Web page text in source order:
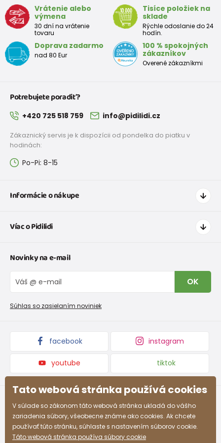
98
104 3-4 rokov 99 - 104
110 4-5 rokov 105 - 111
116 112 - 116
140
146
164
Vrátenie alebo
výmena
30 dní na vrátenie
tovaru
Tisíce položiek na
sklade
Rýchle odoslanie do 24
hodín.
Doprava zadarmo
nad 80 Eur
100 % spokojných
zákazníkov
Overené zákazníkmi
Potrebujete poradiť?
+420 725 518 759 info@pidilidi.cz
Zákaznický servis je k dispozícii od pondelka do piatku v
hodinách:
Po-Pi: 8-15
Informácie o nákupe
Doprava a platba
Tabuľka veľkostí obuvi
Vrátenie tovaru a reklamacie
Reklamačný poriadok
Víac o Pidilidi
O nás
Blog
Veľkoobchod PiDiLiDi
Kolekcie tovaru
Novinky na e-mail
OK
Súhlas so zasielaním noviniek
facebook instagram
youtube tiktok
Tato webová stránka používá cookies
V súlade so zákonom táto webová stránka ukladá do vášho
zariadenia súbory, všeobecne známe ako cookies. Ak chcete
používať túto stránku, súhlaste s nastavením súborov cookie.
Táto webová stránka používa súbory cookie